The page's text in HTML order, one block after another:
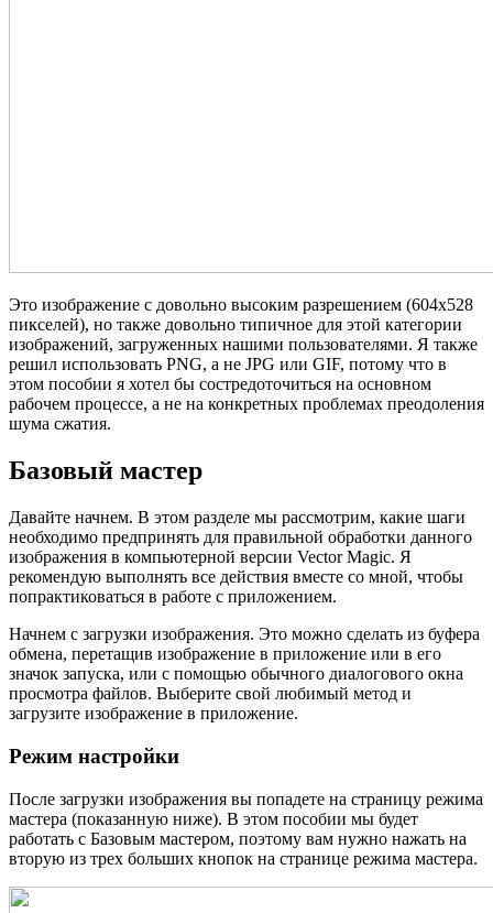
Это изображение с довольно высоким разрешением (604x528
пикселей), но также довольно типичное для этой категории
изображений, загруженных нашими пользователями. Я также
решил использовать PNG, а не JPG или GIF, потому что в
этом пособии я хотел бы состредоточиться на основном
рабочем процессе, а не на конкретных проблемах преодоления
шума сжатия.
Базовый мастер
Давайте начнем. В этом разделе мы рассмотрим, какие шаги
необходимо предпринять для правильной обработки данного
изображения в компьютерной версии Vector Magic. Я
рекомендую выполнять все действия вместе со мной, чтобы
попрактиковаться в работе с приложением.
Начнем с загрузки изображения. Это можно сделать из буфера
обмена, перетащив изображение в приложение или в его
значок запуска, или с помощью обычного диалогового окна
просмотра файлов. Выберите свой любимый метод и
загрузите изображение в приложение.
Режим настройки
После загрузки изображения вы попадете на страницу режима
мастера (показанную ниже). В этом пособии мы будет
работать с Базовым мастером, поэтому вам нужно нажать на
вторую из трех больших кнопок на странице режима мастера.